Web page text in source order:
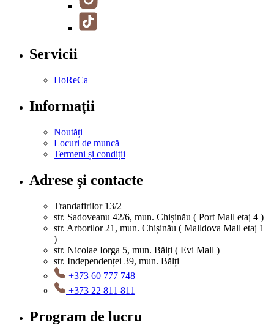
Servicii
HoReCa
Informații
Noutăți
Locuri de muncă
Termeni și condiții
Adrese și contacte
Trandafirilor 13/2
str. Sadoveanu 42/6, mun. Chișinău ( Port Mall etaj 4 )
str. Arborilor 21, mun. Chișinău ( Malldova Mall etaj 1
)
str. Nicolae Iorga 5, mun. Bălți ( Evi Mall )
str. Independenței 39, mun. Bălți
+373 60 777 748
+373 22 811 811
Program de lucru